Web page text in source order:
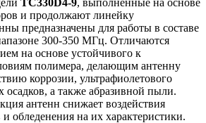
и продолжают линейку
предназначены для работы в составе
300-350 МГц. Отличаются
на основе устойчивого к
полимера, делающим антенну
коррозии, ультрафиолетового
осадков, а также абразивной пыли.
антенн снижает воздействия
обледенения на их характеристики.